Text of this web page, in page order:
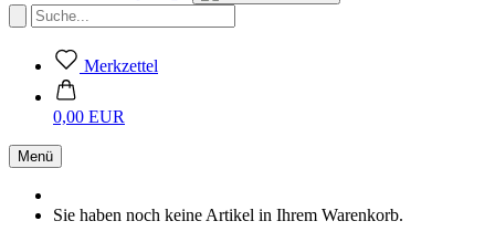
Merkzettel
0,00 EUR
Menü
Sie haben noch keine Artikel in Ihrem Warenkorb.